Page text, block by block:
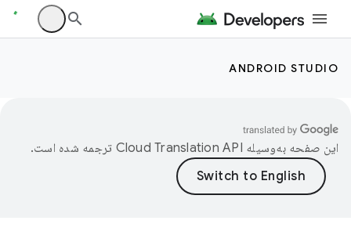
ANDROID STUDIO
این صفحه به‌وسیله ترجمه شده است.